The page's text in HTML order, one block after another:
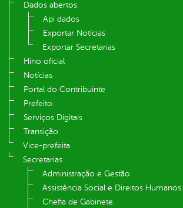
Dados abertos
Api dados
Exportar Notícias
Exportar Secretarias
Hino oficial
Notícias
Portal do Contribuinte
Prefeito.
Serviços Digitais
Transição
Vice-prefeita.
Secretarias
Administração e Gestão.
Assistência Social e Direitos Humanos.
Chefia de Gabinete.